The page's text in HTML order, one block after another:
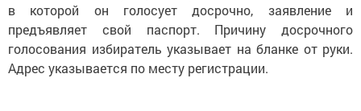
в которой он голосует досрочно, заявление и
предъявляет свой паспорт. Причину досрочного
голосования избиратель указывает на бланке от руки.
Адрес указывается по месту регистрации.